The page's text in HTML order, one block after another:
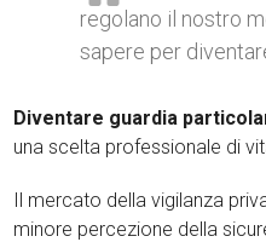
regolano il nostro
sapere per
Diventare guardia
una scelta professionale di
Il mercato della vigilanza
minore percezione della